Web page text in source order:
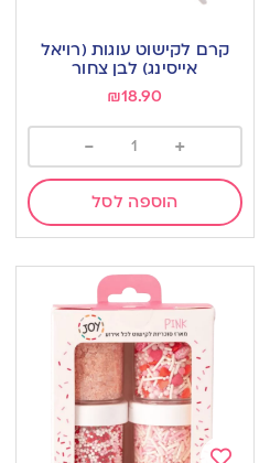
to
wishlist
קרם לקישוט עוגות (רויאל
אייסינג) לבן צחור
₪18.90
+
-
הוספה לסל